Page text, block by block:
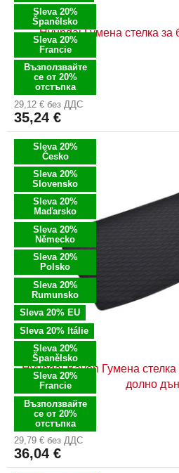
Sleva 20%
Španělsko
Sleva 20%
Francie
Възползвайте
се от 20%
отстъпка
Hyundai Гумена стелка за
29,12 € без ДДС
35,24 €
Sleva 20%
Česko
Sleva 20%
Slovensko
Sleva 20%
Maďarsko
Sleva 20%
Německo
Sleva 20%
Polsko
Sleva 20%
Rumunsko
Sleva 20% EU
Sleva 20% Itálie
Sleva 20%
Španělsko
Sleva 20%
Francie
Възползвайте
се от 20%
отстъпка
Hyundai Bayon Гумена
долно
29,79 € без ДДС
36,04 €